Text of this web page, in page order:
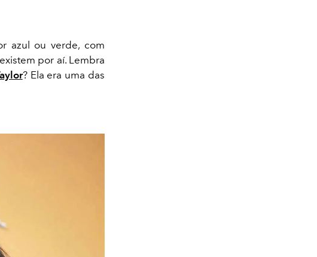
azul ou verde, com
por aí. Lembra
? Ela era uma das